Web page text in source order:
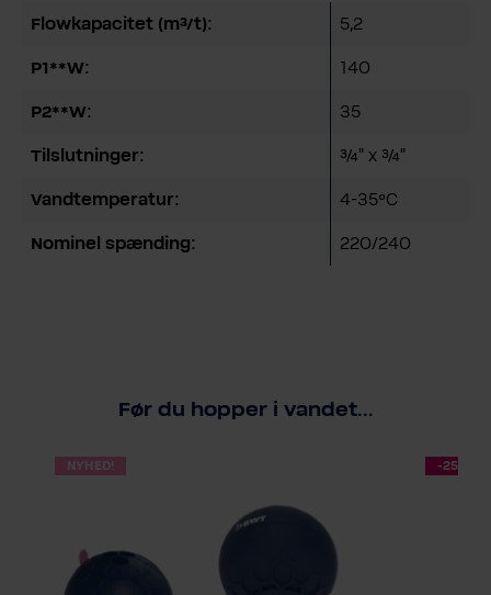
Flowkapacitet (m³/t): 5,2
P1**W: 140
P2**W: 35
Tilslutninger: ¾” x ¾”
Vandtemperatur: 4-35°C
Nominel spænding: 220/240
Før du hopper i vandet...
NYHED! -25 %